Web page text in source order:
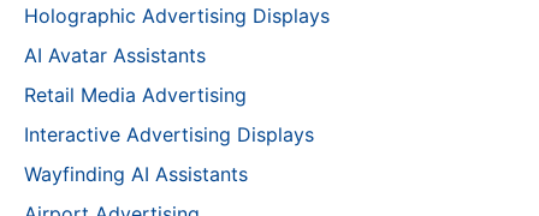
Holographic Advertising Displays
AI Avatar Assistants
Retail Media Advertising
Interactive Advertising Displays
Wayfinding AI Assistants